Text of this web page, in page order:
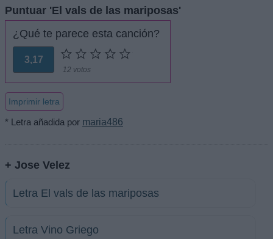
Puntuar 'El vals de las mariposas'
¿Qué te parece esta canción?
3,17
12 votos
Imprimir letra
* Letra añadida por maria486
+ Jose Velez
Letra El vals de las mariposas
Letra Vino Griego